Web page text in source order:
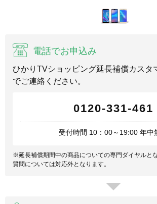
電話でお申込み
ひかりTVショッピング延長補償カスタ
でご連絡ください。
0120-331-461
受付時間 10：00～19:00 年中
※延長補償期間中の商品についての専門ダイヤルと
質問については対応外となります。